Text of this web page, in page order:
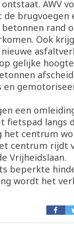
AWV
brugvoegen
rand
Ook
gelijke
een
fietspad langs
het centrum
centrum rijdt
Vrijheidslaan.
beperkte
wordt het